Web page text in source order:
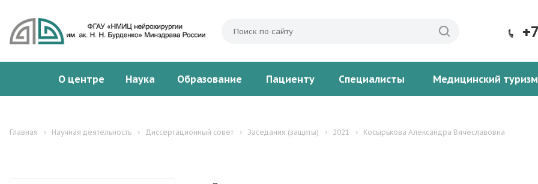
О центре Наука Образование Пациенту Специалисты Медицинский туризм
Главная Научная деятельность Диссертационный совет Заседания (защиты) 2021 Косырькова Александра Вячеславовна